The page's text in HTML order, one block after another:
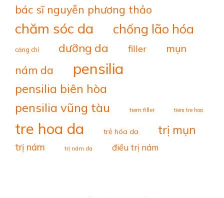
bác sĩ nguyễn phương thảo
chăm sóc da chống lão hóa
căng chỉ dưỡng da filler mụn
nám da pensilia
pensilia biên hòa
pensilia vũng tàu tiem filler tiem tre hoa
tre hoa da trẻ hóa da trị mụn
trị nám trị nám da điều trị nám